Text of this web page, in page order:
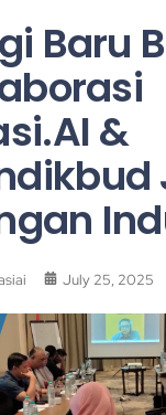
Baru
&
July 25, 2025